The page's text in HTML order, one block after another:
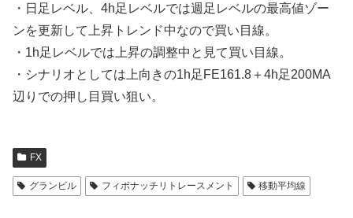
・日足レベル、4h足レベルでは週足レベルの最高値ゾー
ンを更新して上昇トレンド中なので買い目線。
・1h足レベルでは上昇の調整中と見て買い目線。
・シナリオとしては上向きの1h足FE161.8＋4h足200MA
辺りでの押し目買い狙い。
FX
グランビル フィボナッチリトレースメント 移動平均線